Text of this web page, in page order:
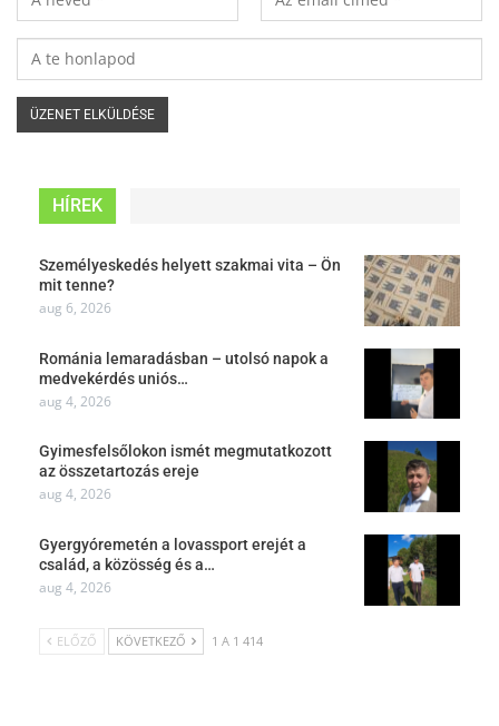
HÍREK
Személyeskedés helyett szakmai vita – Ön
mit tenne?
aug 6, 2026
Románia lemaradásban – utolsó napok a
medvekérdés uniós…
aug 4, 2026
Gyimesfelsőlokon ismét megmutatkozott
az összetartozás ereje
aug 4, 2026
Gyergyóremetén a lovassport erejét a
család, a közösség és a…
aug 4, 2026
ELŐZŐ KÖVETKEZŐ 1 A 1 414